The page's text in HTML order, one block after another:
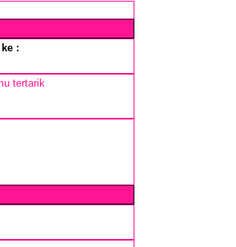
:
tertarik